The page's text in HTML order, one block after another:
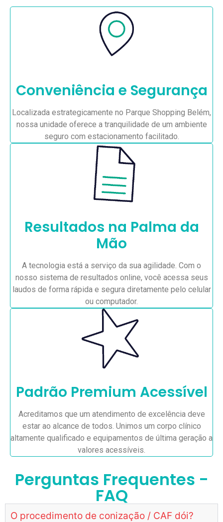
Conveniência e Segurança
Localizada estrategicamente no Parque Shopping Belém,
nossa unidade oferece a tranquilidade de um ambiente
seguro com estacionamento facilitado.
Resultados na Palma da
Mão
A tecnologia está a serviço da sua agilidade. Com o
nosso sistema de resultados online, você acessa seus
laudos de forma rápida e segura diretamente pelo celular
ou computador.
Padrão Premium Acessível
Acreditamos que um atendimento de excelência deve
estar ao alcance de todos. Unimos um corpo clínico
altamente qualificado e equipamentos de última geração a
valores acessíveis.
Perguntas Frequentes -
FAQ
O procedimento de conização / CAF dói?